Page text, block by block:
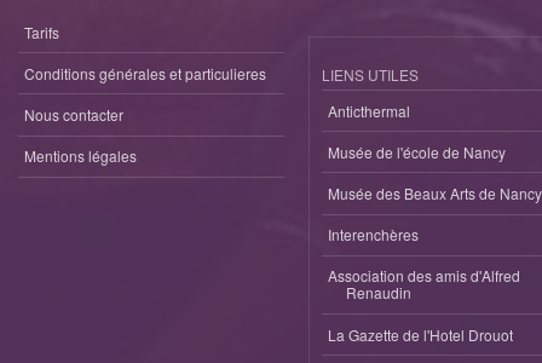
Tarifs
Conditions générales et particulieres
Nous contacter
Mentions légales
LIENS UTILES
Anticthermal
Musée de l'école de Nancy
Musée des Beaux Arts de Nancy
Interenchères
Association des amis d'Alfred
Renaudin
La Gazette de l'Hotel Drouot